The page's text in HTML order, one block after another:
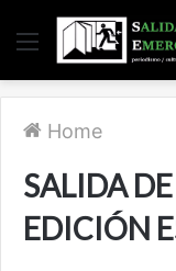
Menu
Home
SALIDA
EDICIÓN